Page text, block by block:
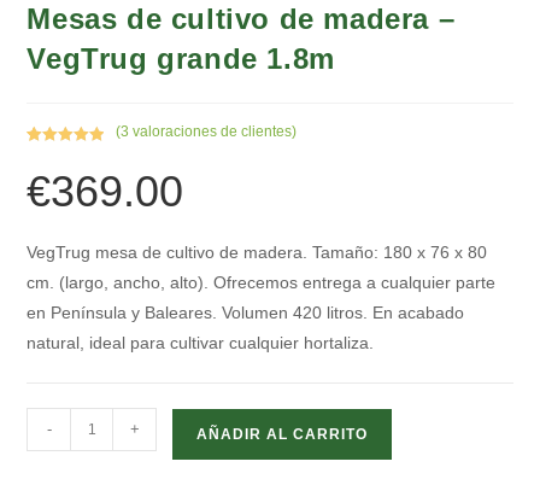
Mesas de cultivo de madera –
VegTrug grande 1.8m
5.00de 5 en
base a
s de
(3 valoraciones de clientes)
€369.00
VegTrug mesa de cultivo de madera. Tamaño: 180 x 76 x 80
cm. (largo, ancho, alto). Ofrecemos entrega a cualquier parte
en Península y Baleares. Volumen 420 litros. En acabado
natural, ideal para cultivar cualquier hortaliza.
de
- + AÑADIR AL CARRITO